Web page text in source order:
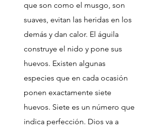
que son como el musgo, son
suaves, evitan las heridas en los
demás y dan calor. El águila
construye el nido y pone sus
huevos. Existen algunas
especies que en cada ocasión
ponen exactamente siete
huevos. Siete es un número que
indica perfección. Dios va a